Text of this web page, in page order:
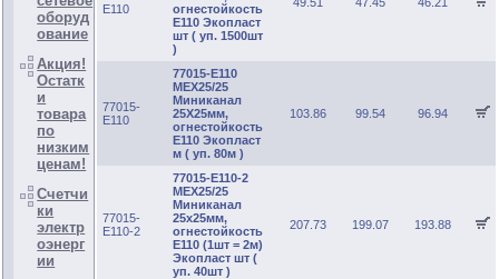
оборуд
ование
Акция!
Остатк
и
товара
по
низким
ценам!
Счетчи
ки
электр
оэнерг
ии
E110
огнестойкость
E110 Экопласт
шт ( уп. 1500шт
)
77015-
E110
77015-E110
МЕХ25/25
Миниканал
25Х25мм,
огнестойкость
E110 Экопласт
м ( уп. 80м )
103.86 99.54 96.94
77015-
E110-2
77015-E110-2
MEX25/25
Миниканал
25х25мм,
огнестойкость
E110 (1шт = 2м)
Экопласт шт (
уп. 40шт )
207.73 199.07 193.88